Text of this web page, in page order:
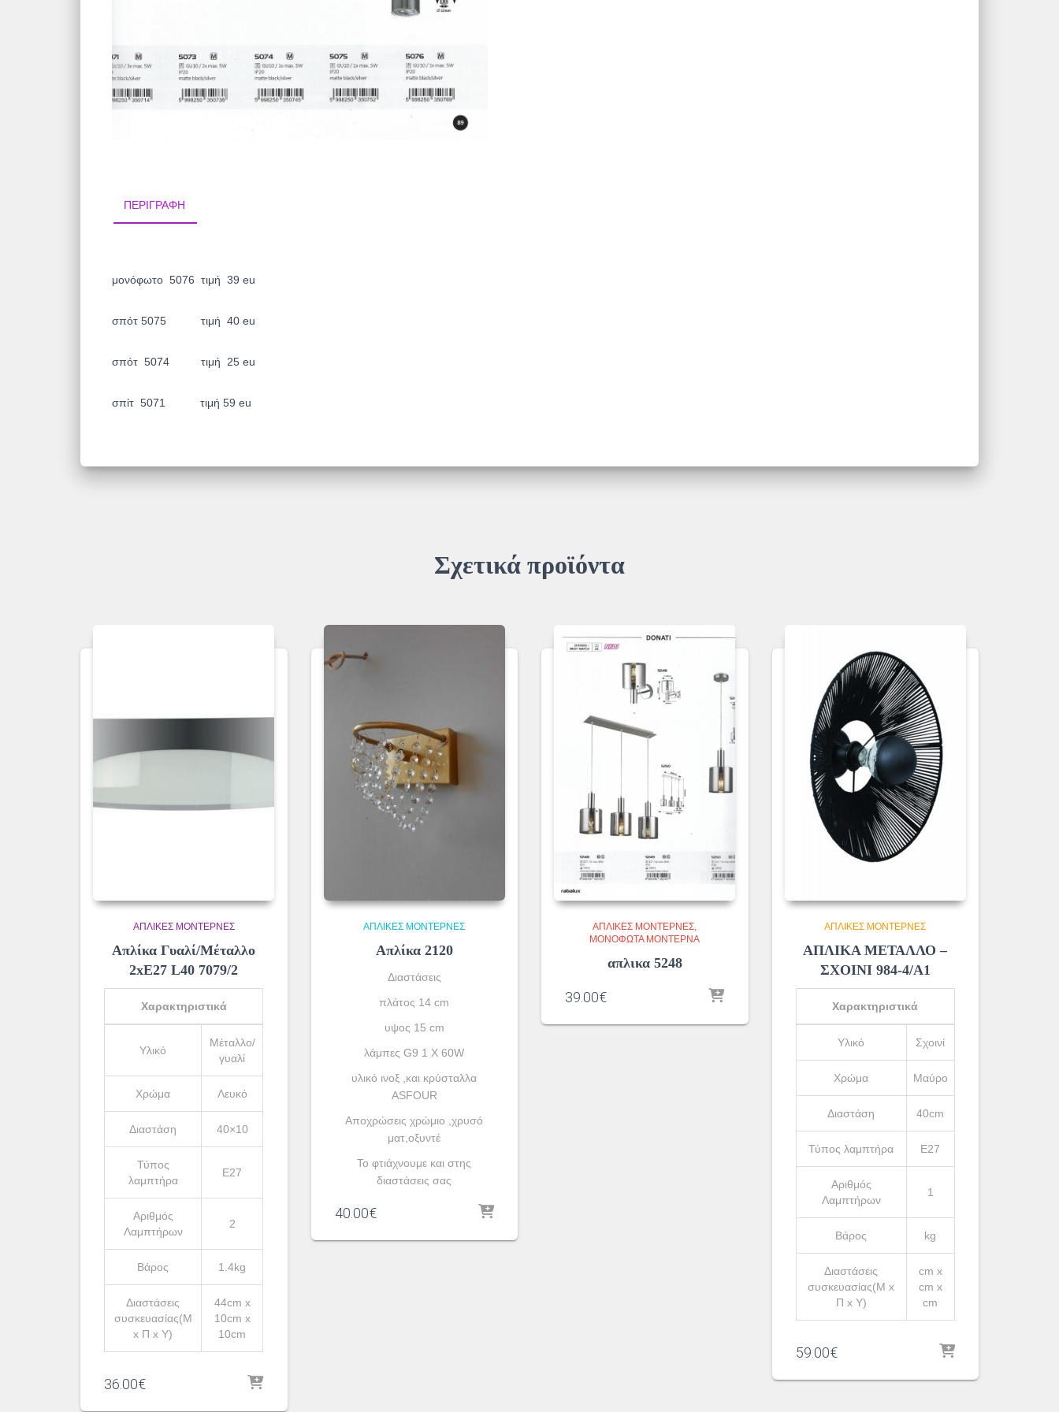
ΠΕΡΙΓΡΑΦΉ
μονόφωτο 5076 τιμή 39 eu
σπότ 5075 τιμή 40 eu
σπότ 5074 τιμή 25 eu
σπίτ 5071 τιμή 59 eu
Σχετικά προϊόντα
ΑΠΛΊΚΕΣ ΜΟΝΤΈΡΝΕΣ
Απλίκα Γυαλί/Μέταλλο
2xE27 L40 7079/2
Χαρακτηριστικά
Υλικό
Μέταλλο/
γυαλί
Χρώμα Λευκό
Διαστάση 40×10
Τύπος
λαμπτήρα
Ε27
Αριθμός
Λαμπτήρων
2
Βάρος 1.4kg
Διαστάσεις
συσκευασίας(Μ
x Π x Υ)
44cm x
10cm x
10cm
36.00€
ΑΠΛΊΚΕΣ ΜΟΝΤΈΡΝΕΣ
Απλίκα 2120
Διαστάσεις
πλάτος 14 cm
υψος 15 cm
λάμπες G9 1 X 60W
υλικό ινοξ ,και κρύσταλλα
ASFOUR
Aποχρώσεις χρώμιο ,χρυσό
ματ,οξυντέ
To φτιάχνουμε και στης
διαστάσεις σας
40.00€
ΑΠΛΊΚΕΣ ΜΟΝΤΈΡΝΕΣ
ΜΟΝΌΦΩΤΑ ΜΟΝΤΈΡΝΑ
απλικα 5248
39.00€
ΑΠΛΊΚΕΣ ΜΟΝΤΈΡΝΕΣ
ΑΠΛΙΚΑ ΜΕΤΑΛΛΟ –
ΣΧΟΙΝΙ 984-4/Α1
Χαρακτηριστικά
Υλικό Σχοινί
Χρώμα Μαύρο
Διαστάση 40cm
Τύπος λαμπτήρα Ε27
Αριθμός
Λαμπτήρων
1
Βάρος kg
Διαστάσεις
συσκευασίας(Μ x
Π x Υ)
cm x
cm x
cm
59.00€